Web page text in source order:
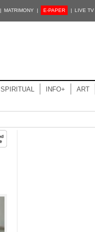
MATRIMONY | E-PAPER | LIVE TV
SPIRITUAL INFO+ ART